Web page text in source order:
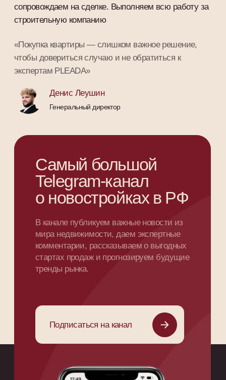
Формируем сознание
клиентов
Наша цель — сформировать у клиента
реальное представление о рынке
Обладаем знаниями
и опытом
«агентам»